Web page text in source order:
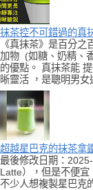
抹茶控不可錯過的真
《真抹茶》是百分
加物 (如糖、奶精、
的優點。 真抹茶能
晰靈活 ，是聰明男女
超越星巴克的抹茶拿
最後修改日期：
Latte），但是不便
不少人想複製星巴克